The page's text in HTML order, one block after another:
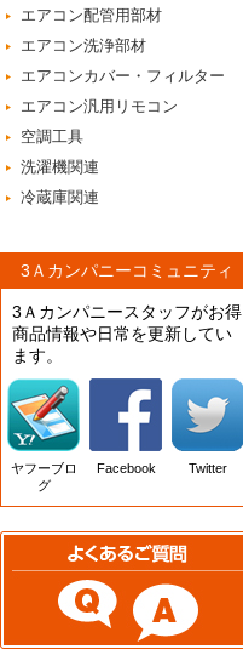
エアコン配管用部材
エアコン洗浄部材
エアコンカバー・フィルター
エアコン汎用リモコン
空調工具
洗濯機関連
冷蔵庫関連
3Ａカンパニーコミュニティ
3Ａカンパニースタッフがお得
商品情報や日常を更新してい
ます。
ヤフーブロ
グ
Facebook Twitter